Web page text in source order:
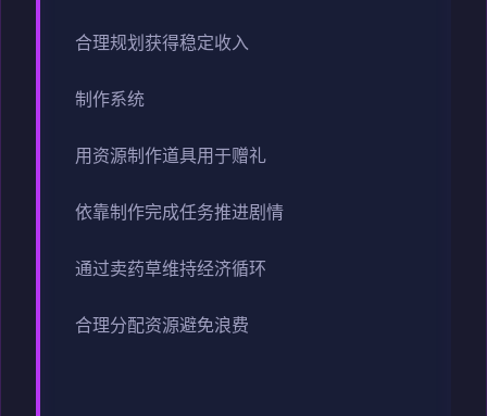
合理规划获得稳定收入
制作系统
用资源制作道具用于赠礼
依靠制作完成任务推进剧情
通过卖药草维持经济循环
合理分配资源避免浪费